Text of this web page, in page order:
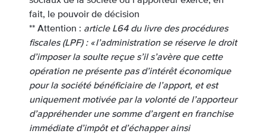
fait, le pouvoir de décision
** Attention : article L64 du livre des procédures
fiscales (LPF) : « l’administration se réserve le droit
d’imposer la soulte reçue s’il s’avère que cette
opération ne présente pas d’intérêt économique
pour la société bénéficiaire de l’apport, et est
uniquement motivée par la volonté de l’apporteur
d’appréhender une somme d’argent en franchise
immédiate d’impôt et d’échapper ainsi